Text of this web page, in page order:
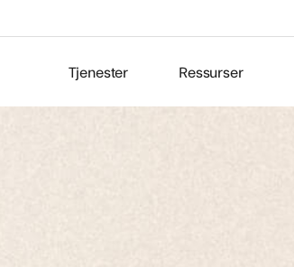
Tjenester Ressurser